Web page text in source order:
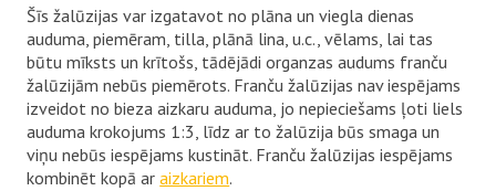
Šīs žalūzijas var izgatavot no plāna un viegla dienas
auduma, piemēram, tilla, plānā lina, u.c., vēlams, lai tas
būtu mīksts un krītošs, tādējādi organzas audums franču
žalūzijām nebūs piemērots. Franču žalūzijas nav iespējams
izveidot no bieza aizkaru auduma, jo nepieciešams ļoti liels
auduma krokojums 1:3, līdz ar to žalūzija būs smaga un
viņu nebūs iespējams kustināt. Franču žalūzijas iespējams
kombinēt kopā araizkariem.